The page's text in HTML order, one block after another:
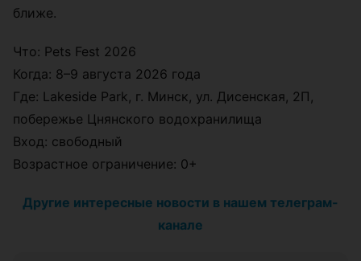
ближе.
Что: Pets Fest 2026
Когда: 8–9 августа 2026 года
Где: Lakeside Park, г. Минск, ул. Дисенская, 2П,
побережье Цнянского водохранилища
Вход: свободный
Возрастное ограничение: 0+
Другие интересные новости в нашем телеграм-
канале